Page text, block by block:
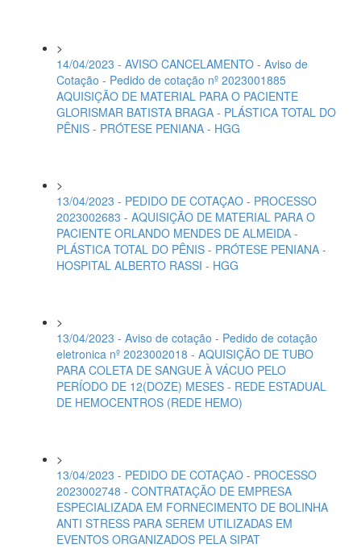
>
14/04/2023 - AVISO CANCELAMENTO - Aviso de
Cotação - Pedido de cotação nº 2023001885
AQUISIÇÃO DE MATERIAL PARA O PACIENTE
GLORISMAR BATISTA BRAGA - PLÁSTICA TOTAL DO
PÊNIS - PRÓTESE PENIANA - HGG
>
13/04/2023 - PEDIDO DE COTAÇAO - PROCESSO
2023002683 - AQUISIÇÃO DE MATERIAL PARA O
PACIENTE ORLANDO MENDES DE ALMEIDA -
PLÁSTICA TOTAL DO PÊNIS - PRÓTESE PENIANA -
HOSPITAL ALBERTO RASSI - HGG
>
13/04/2023 - Aviso de cotação - Pedido de cotação
eletronica nº 2023002018 - AQUISIÇÃO DE TUBO
PARA COLETA DE SANGUE À VÁCUO PELO
PERÍODO DE 12(DOZE) MESES - REDE ESTADUAL
DE HEMOCENTROS (REDE HEMO)
>
13/04/2023 - PEDIDO DE COTAÇAO - PROCESSO
2023002748 - CONTRATAÇÃO DE EMPRESA
ESPECIALIZADA EM FORNECIMENTO DE BOLINHA
ANTI STRESS PARA SEREM UTILIZADAS EM
EVENTOS ORGANIZADOS PELA SIPAT